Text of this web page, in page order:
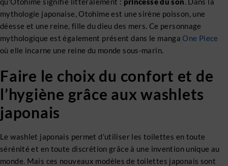
mythologie japonaise, Otohime est une sirène poisson, une
déesse et une reine, fille du dieu des mers. Ce personnage
mythologique est également présent dans le manga One Piece
où elle incarne une reine du monde sous-marin.
Faire le choix du confort et de
l’hygiène grâce aux washlets
japonais
Le washlet japonais permet d’utiliser les toilettes en toute
sérénité et en toute discrétion grâce à une invention unique au
monde. Mais ces nouveaux modèles de toilettes japonais sont